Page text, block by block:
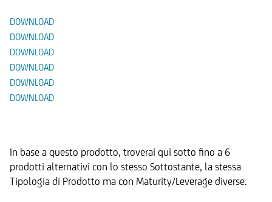
DOWNLOAD
DOWNLOAD
DOWNLOAD
DOWNLOAD
DOWNLOAD
DOWNLOAD
In base a questo prodotto, troverai qui sotto fino a 6
prodotti alternativi con lo stesso Sottostante, la stessa
Tipologia di Prodotto ma con Maturity/Leverage diverse.